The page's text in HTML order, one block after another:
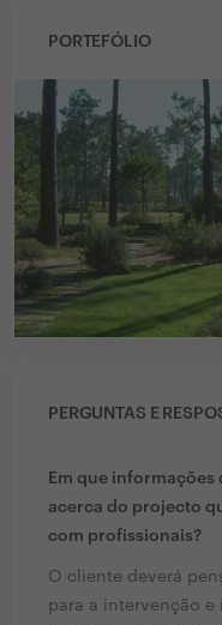
PORTEFÓLIO
PERGUNTAS E
Em que informações
acerca do projecto
com profissionais?
O cliente deverá
para a intervenção e